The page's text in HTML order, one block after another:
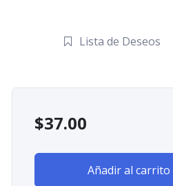
Lista de Deseos
$37.00
Añadir al carrito